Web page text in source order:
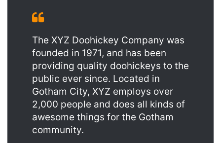
The XYZ Doohickey Company was
founded in 1971, and has been
providing quality doohickeys to the
public ever since. Located in
Gotham City, XYZ employs over
2,000 people and does all kinds of
awesome things for the Gotham
community.